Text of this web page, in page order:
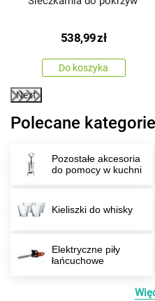
538,99zł
Do koszyka
Next
Polecane kategorie
Pozostałe akcesoria
do pomocy w kuchni
Kieliszki do whisky
Elektryczne piły
łańcuchowe